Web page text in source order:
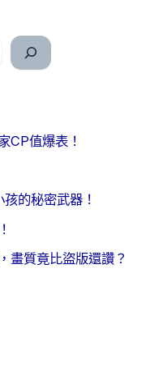
CP值爆表！
的秘密武器！
畫質竟比盜版還讚？